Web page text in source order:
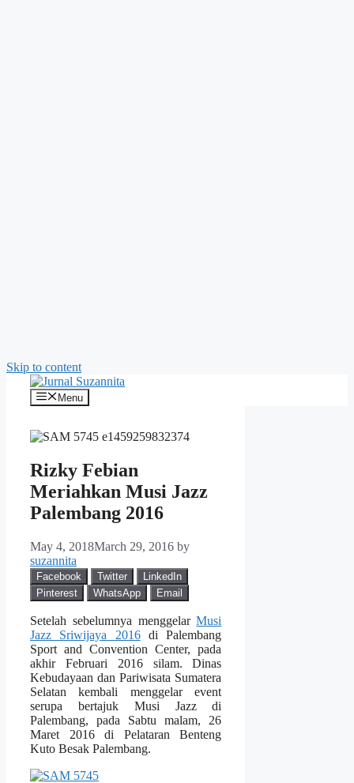
Skip to content
Menu
Rizky Febian
Meriahkan Musi Jazz
Palembang 2016
May 4, 2018March 29, 2016 by
suzannita
Facebook Twitter
LinkedIn
Pinterest
WhatsApp Email
Setelah sebelumnya menggelarMusi
Jazz Sriwijaya 2016di Palembang
Sport and Convention Center, pada
akhir Februari 2016 silam. Dinas
Kebudayaan dan Pariwisata Sumatera
Selatan kembali menggelar event
serupa bertajuk Musi Jazz di
Palembang, pada Sabtu malam, 26
Maret 2016 di Pelataran Benteng
Kuto Besak Palembang.